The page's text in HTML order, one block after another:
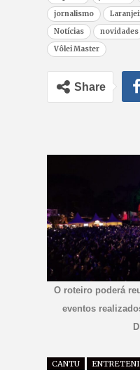
jornalismo
Notícias
novidades
Vôlei Master
Share
O roteiro poderá
eventos
CANTU